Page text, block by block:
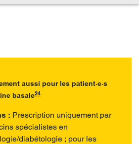
aussi pour les patient·e·s
basale24
: Prescription uniquement par
spécialistes en
diabétologie ; pour les